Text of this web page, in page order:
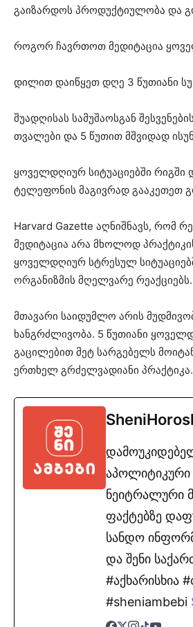
გაიზარდოს პროდუქტიულობა და
როგორ ჩავრთოთ მედიტაცია
დილით დაიწყეთ დღე 3 წუთიანი
შუადღისას სამუშაოსგან
თვალები და 5 წუთით მშვიდად
ყოველდღიურ სიტუაციებში რიგში
ტელეფონის მაგივრად გააკეთეთ
Harvard Gazette აღნიშნავს, რომ
მედიტაცია არა მხოლოდ
ყოველდღიურ სტრესულ
ორგანიზმის მღელვარე რეაქციებს.
მთავარი საიდუმლო არის
ხანგრძლივობა. 5 წუთიანი
გაცილებით მეტ სარგებელს
ერთხელ გრძელვადიანი პრაქტიკა.
ნეიტრალური
ფაქტებზე
სანდო
და შენი
#აქხარისხია
#sheniambebi